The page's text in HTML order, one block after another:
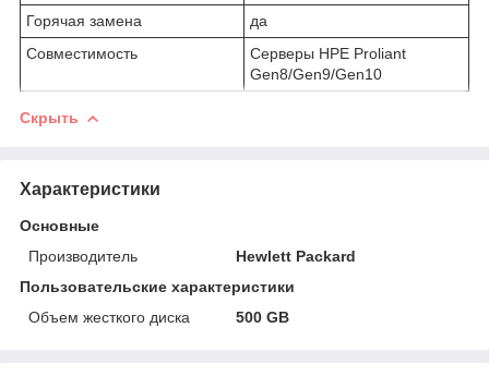
Горячая замена
да
Совместимость
Серверы HPE Proliant
Gen8/Gen9/Gen10
Скрыть
Характеристики
Основные
Производитель
Hewlett Packard
Пользовательские характеристики
Объем жесткого диска
500 GB